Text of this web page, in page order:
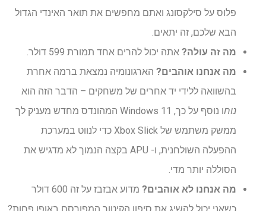
פלוס על סילקסונג ואתם מחפשים את תואר האינדי הגדול
הבא שלכם, זה יתאים.
מה זה עולה? אתה יכול להרים אחד תמורת 599 דולר.
מה אנחנו אוהבים? הארגונומיה נמצאת ברמה אחרת
בהשוואה ללידי יד אחרים של משחקים – הדבר הזה הוא
נוחו
נוסף על כך, Windows 11 המהונדס מחדש מעניק לך
ממשק משתמש של Xbox Slick כדי לנווט במערכת
ההפעלה השולחנית, ו- APU בקצה הנמוך לא מדגיש את
הסוללה יותר מדי.
מה אנחנו לא אוהבים?
מדוע אבזבז על זה 600 דולר